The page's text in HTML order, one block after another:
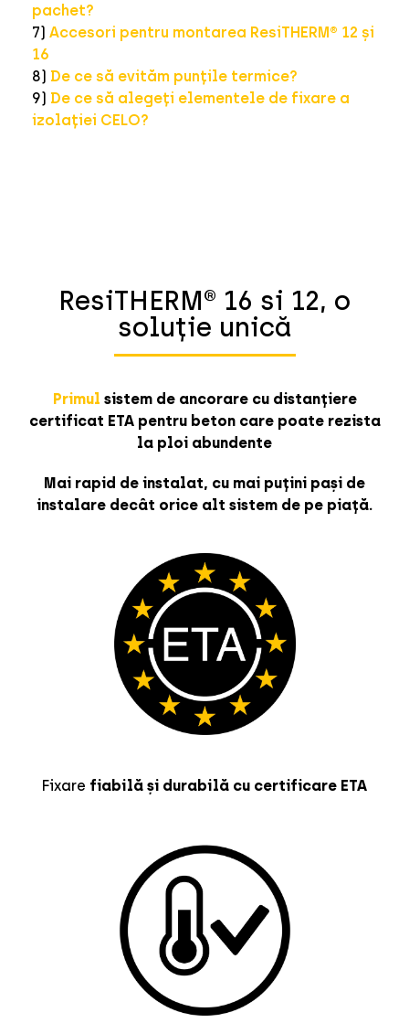
pachet?
7) Accesori pentru montarea ResiTHERM® 12 și
16
8) De ce să evităm punțile termice?
9) De ce să alegeți elementele de fixare a
izolației CELO?
ResiTHERM® 16 și 12, o
soluție unică
Primul sistem de ancorare cu distanțiere
certificat ETA pentru beton care poate rezista
la ploi abundente
Mai rapid de instalat, cu mai puțini pași de
instalare decât orice alt sistem de pe piață.
Fixare fiabilă și durabilă cu certificare ETA